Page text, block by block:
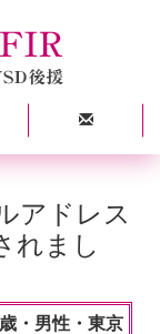
アドレス
れまし
男性・東京